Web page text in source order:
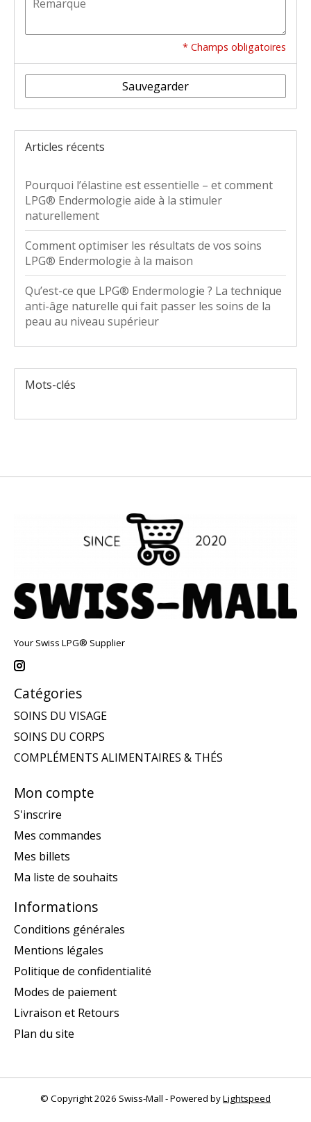
* Champs obligatoires
Sauvegarder
Articles récents
Pourquoi l’élastine est essentielle – et comment
LPG® Endermologie aide à la stimuler
naturellement
Comment optimiser les résultats de vos soins
LPG® Endermologie à la maison
Qu’est-ce que LPG® Endermologie ? La technique
anti-âge naturelle qui fait passer les soins de la
peau au niveau supérieur
Mots-clés
Your Swiss LPG® Supplier
Catégories
SOINS DU VISAGE
SOINS DU CORPS
COMPLÉMENTS ALIMENTAIRES & THÉS
Mon compte
S'inscrire
Mes commandes
Mes billets
Ma liste de souhaits
Informations
Conditions générales
Mentions légales
Politique de confidentialité
Modes de paiement
Livraison et Retours
Plan du site
© Copyright 2026 Swiss-Mall - Powered byLightspeed